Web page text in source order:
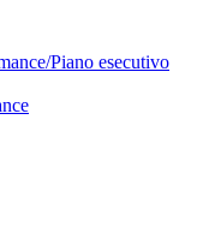
Piano esecutivo